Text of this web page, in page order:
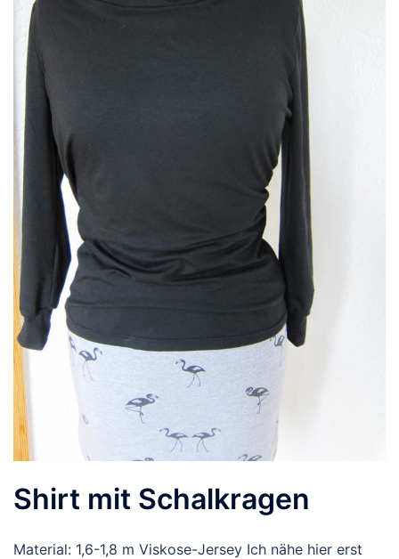
Shirt mit Schalkragen
Material: 1,6-1,8 m Viskose-Jersey Ich nähe hier erst